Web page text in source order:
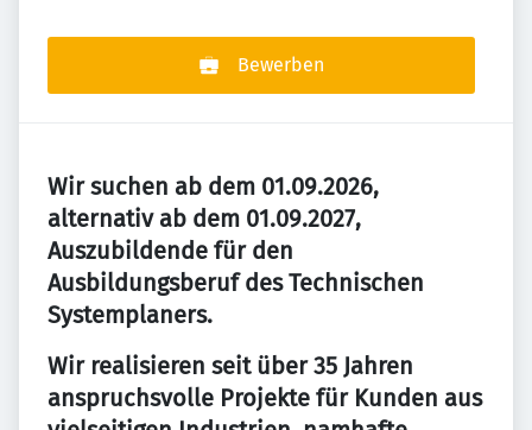
Bewerben
Wir suchen ab dem 01.09.2026,
alternativ ab dem 01.09.2027,
Auszubildende für den
Ausbildungsberuf des Technischen
Systemplaners.
Wir realisieren seit über 35 Jahren
anspruchsvolle Projekte für Kunden aus